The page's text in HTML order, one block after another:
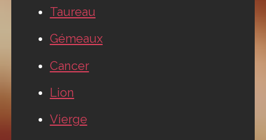
Taureau
Gémeaux
Cancer
Lion
Vierge